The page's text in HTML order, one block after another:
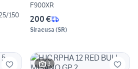
150
F900XR
200 €
Siracusa (SR)
3